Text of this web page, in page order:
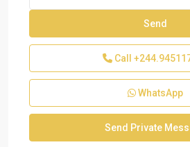
Call
WhatsApp